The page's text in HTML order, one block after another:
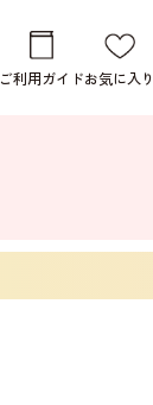
ご利用ガイドお気に入り